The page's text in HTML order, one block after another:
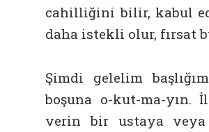
cahilliğini bilir, kabul
daha istekli olur, fırsat
Şimdi gelelim
boşuna o-kut-ma-
verin bir ustaya veya